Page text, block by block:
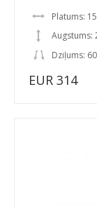
Platums:
Augstums:
Dziļums:
EUR 314